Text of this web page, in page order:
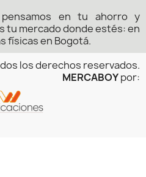
en tu ahorro y
tu mercado donde estés: en
físicas en Bogotá.
los derechos reservados.
MERCABOYpor: